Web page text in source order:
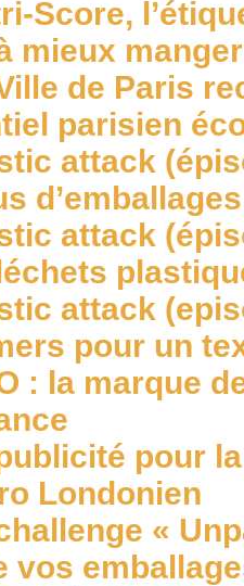
Score,
mieux
de Paris
parisien
attack
attack
attack
pour un
: la marque
pour
Londonien
«
vos